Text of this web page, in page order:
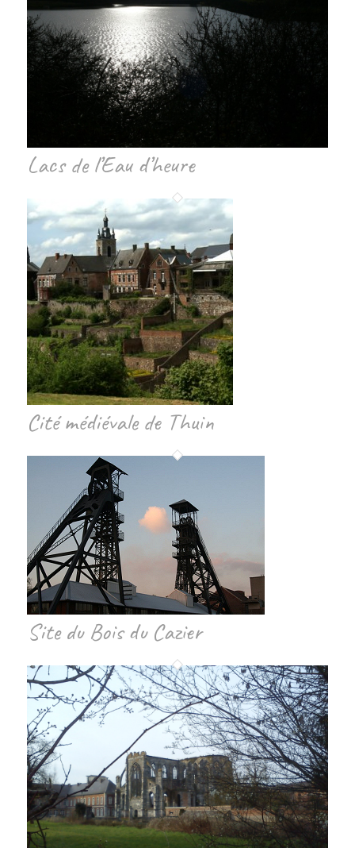
Lacs de l’Eau d’heure
Cité médiévale de Thuin
Site du Bois du Cazier